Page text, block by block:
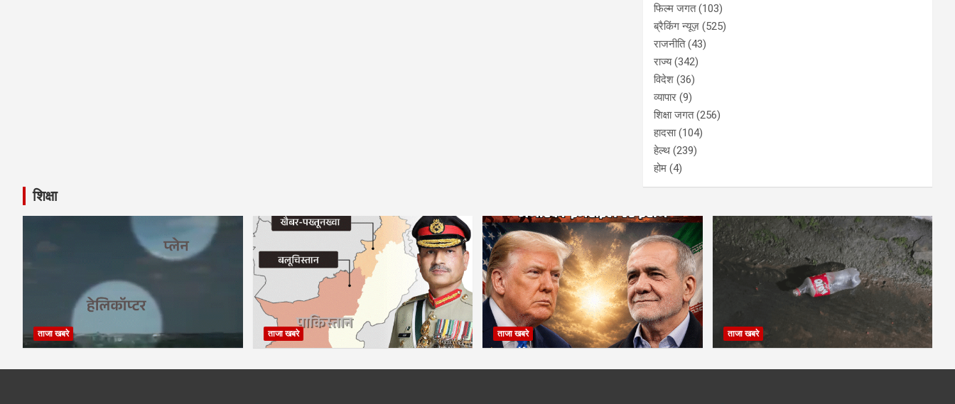
फिल्म जगत(103)
ब्रैकिंग न्यूज़ (525)
राजनीति(43)
राज्य(342)
विदेश (36)
व्यापार (9)
शिक्षा जगत(256)
हादसा(104)
हेल्थ (239)
होम (4)
शिक्षा
ताजा खबरे ताजा खबरे ताजा खबरे ताजा खबरे